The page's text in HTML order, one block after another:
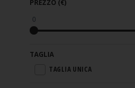
PREZZO (€)
0
TAGLIA
TAGLIA UNICA